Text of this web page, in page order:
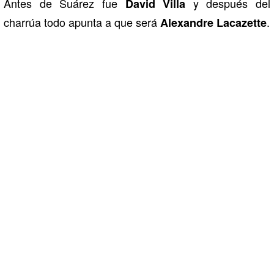
David Villa
charrúa todo apunta a que seráAlexandre Lacazette.